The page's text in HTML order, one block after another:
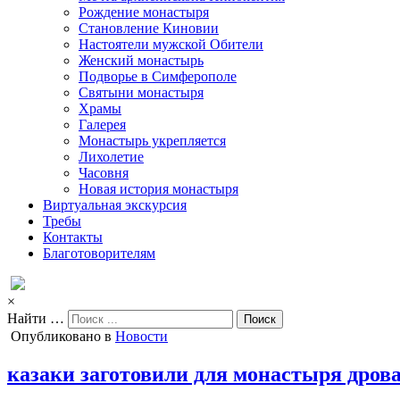
Рождение монастыря
Становление Киновии
Настоятели мужской Обители
Женский монастырь
Подворье в Симферополе
Святыни монастыря
Храмы
Галерея
Монастырь укрепляется
Лихолетие
Часовня
Новая история монастыря
Виртуальная экскурсия
Требы
Контакты
Благотоворителям
×
Найти …
Опубликовано в Новости
казаки заготовили для монастыря